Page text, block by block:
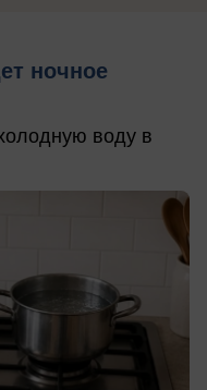
ночное
воду в